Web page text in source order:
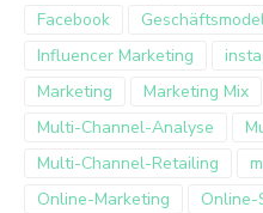
Facebook
Influencer Marketing
Marketing
Marketing Mix
Multi-Channel-Analyse
Multi-Channel-Retailing
Online-Marketing
Online-